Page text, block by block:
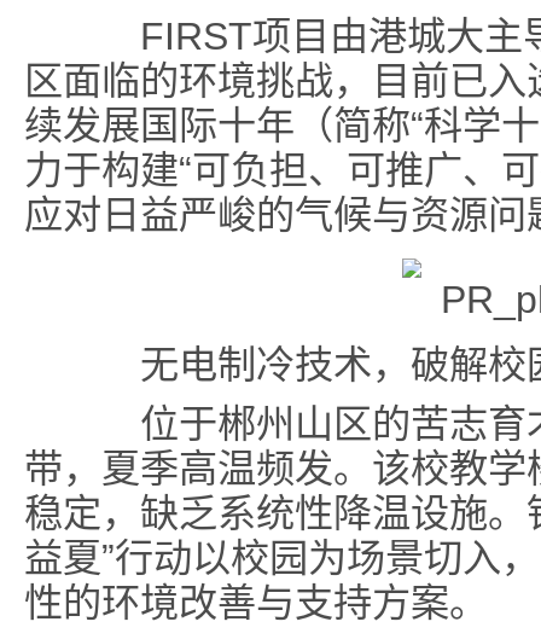
FIRST项目由港城大主
区面临的环境挑战，目前已
续发展国际十年（简称“科学
力于构建“可负担、可推广、
应对日益严峻的气候与资源问
无电制冷技术，破解
位于郴州山区的苦志育
带，夏季高温频发。该校教
稳定，缺乏系统性降温设施
益夏”行动以校园为场景切入
性的环境改善与支持方案。